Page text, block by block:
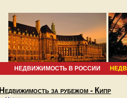
НЕДВИЖИМОСТЬ В РОССИИ
Недвижимость за рубежом - Кипр